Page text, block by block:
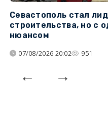
Севастополь стал
строительства, но с
нюансом
07/08/2026 20:02 951